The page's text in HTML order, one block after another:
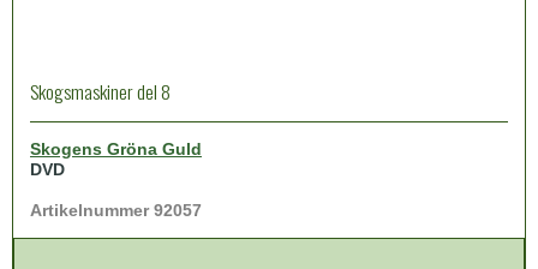
Skogsmaskiner del 8
Skogens Gröna Guld
DVD
Artikelnummer 92057